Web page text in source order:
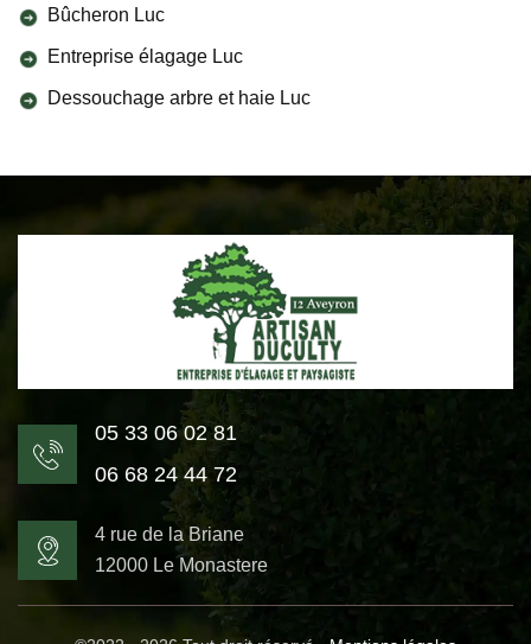
Bûcheron Luc
Entreprise élagage Luc
Dessouchage arbre et haie Luc
05 33 06 02 81
06 68 24 44 72
4 rue de la Briane
12000 Le Monastere